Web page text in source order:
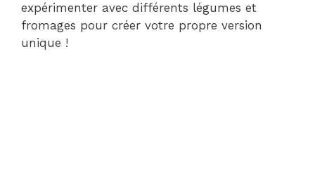
expérimenter avec différents légumes et
fromages pour créer votre propre version
unique !